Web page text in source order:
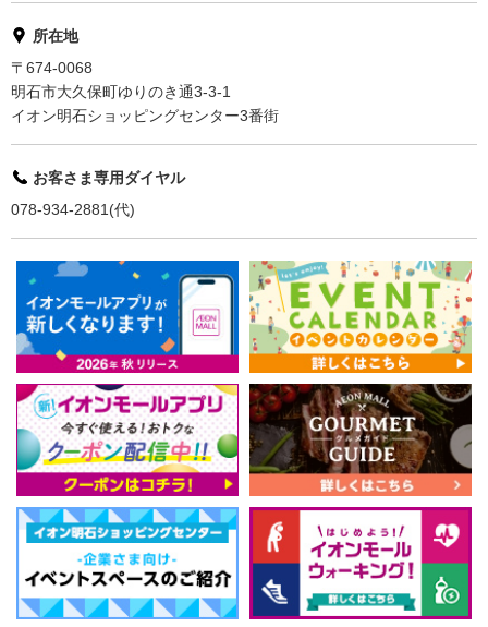
所在地
〒674-0068
明石市大久保町ゆりのき通3-3-1
イオン明石ショッピングセンター3番街
お客さま専用ダイヤル
078-934-2881(代)